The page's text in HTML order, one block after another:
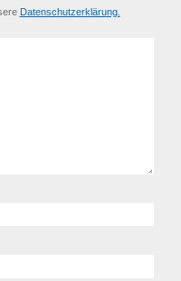
Datenschutzerklärung.